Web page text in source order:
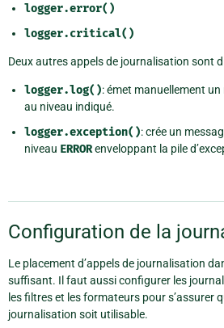
logger.error()
logger.critical()
Deux autres appels de journalisation sont
logger.log(): émet manuellement
au niveau indiqué.
logger.exception(): crée un
niveau ERRORenveloppant la pile
Configuration de la
Le placement d’appels de journalisation
suffisant. Il faut aussi configurer les
les filtres et les formateurs pour s’assurer
journalisation soit utilisable.